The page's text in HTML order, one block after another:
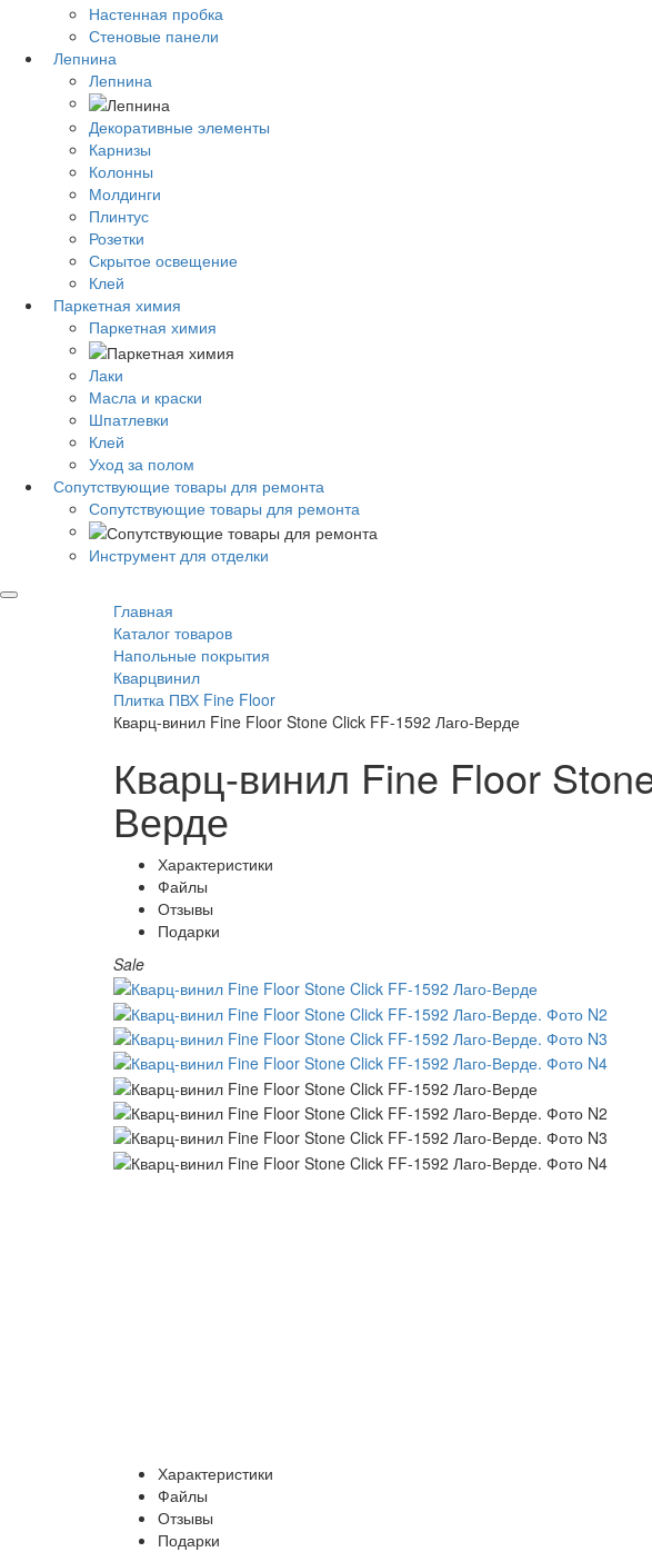
Настенная пробка
Стеновые панели
Лепнина
Лепнина
Декоративные элементы
Карнизы
Колонны
Молдинги
Плинтус
Розетки
Скрытое освещение
Клей
Паркетная химия
Паркетная химия
Лаки
Масла и краски
Шпатлевки
Клей
Уход за полом
Сопутствующие товары для ремонта
Сопутствующие товары для ремонта
Инструмент для отделки
Главная
Каталог товаров
Напольные покрытия
Кварцвинил
Плитка ПВХ Fine Floor
Кварц-винил Fine Floor Stone Click FF-1592 Лаго-Верде
Кварц-винил Fine Floor
Верде
Характеристики
Файлы
Отзывы
Подарки
Sale
Характеристики
Файлы
Отзывы
Подарки